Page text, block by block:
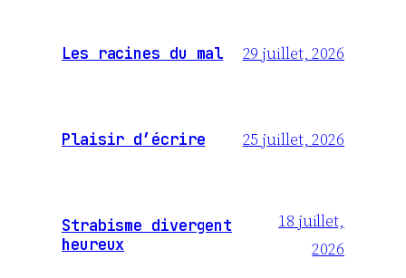
Les racines du mal 29 juillet, 2026
Plaisir d’écrire 25 juillet, 2026
Strabisme divergent
heureux
18 juillet,
2026